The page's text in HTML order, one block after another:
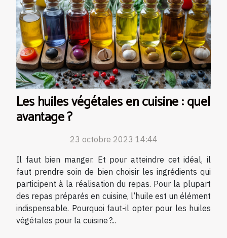
Les huiles végétales en cuisine : quel
avantage ?
23 octobre 2023 14:44
Il faut bien manger. Et pour atteindre cet idéal, il
faut prendre soin de bien choisir les ingrédients qui
participent à la réalisation du repas. Pour la plupart
des repas préparés en cuisine, l’huile est un élément
indispensable. Pourquoi faut-il opter pour les huiles
végétales pour la cuisine ?...